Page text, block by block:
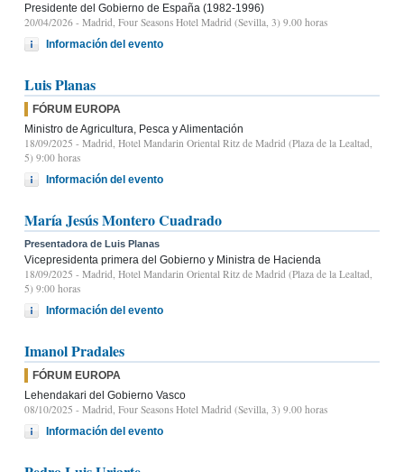
Presidente del Gobierno de España (1982-1996)
20/04/2026 - Madrid, Four Seasons Hotel Madrid (Sevilla, 3) 9.00 horas
Información del evento
Luis Planas
FÓRUM EUROPA
Ministro de Agricultura, Pesca y Alimentación
18/09/2025 - Madrid, Hotel Mandarin Oriental Ritz de Madrid (Plaza de la Lealtad,
5) 9:00 horas
Información del evento
María Jesús Montero Cuadrado
Presentadora de Luis Planas
Vicepresidenta primera del Gobierno y Ministra de Hacienda
18/09/2025 - Madrid, Hotel Mandarin Oriental Ritz de Madrid (Plaza de la Lealtad,
5) 9:00 horas
Información del evento
Imanol Pradales
FÓRUM EUROPA
Lehendakari del Gobierno Vasco
08/10/2025 - Madrid, Four Seasons Hotel Madrid (Sevilla, 3) 9.00 horas
Información del evento